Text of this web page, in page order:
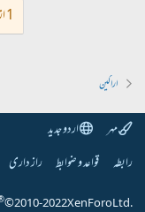
1 از 22
اراکین
مہر
اردو جدید
رابطہ قواعد و ضوابط راز داری
© 2010-2022 XenForo Ltd.